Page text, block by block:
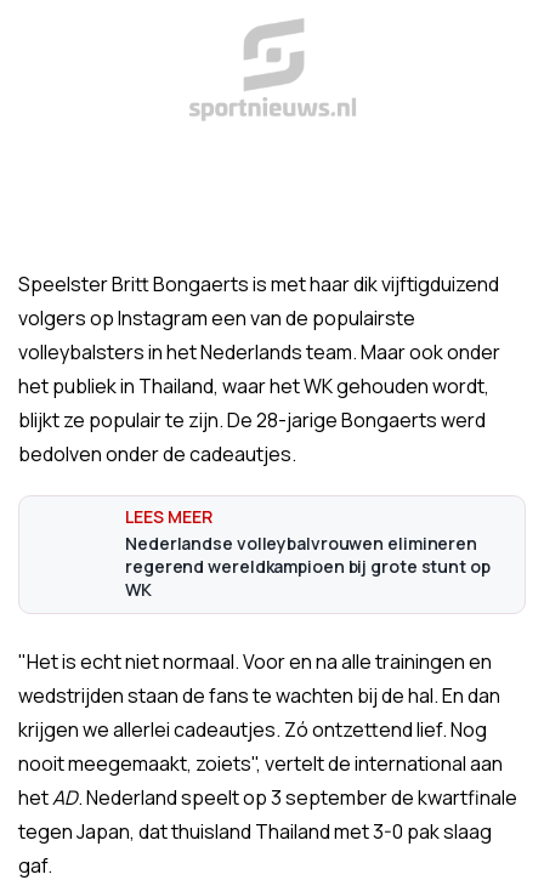
Speelster Britt Bongaerts is met haar dik vijftigduizend
volgers op Instagram een van de populairste
volleybalsters in het Nederlands team. Maar ook onder
het publiek in Thailand, waar het WK gehouden wordt,
blijkt ze populair te zijn. De 28-jarige Bongaerts werd
bedolven onder de cadeautjes.
Nederlandse volleybalvrouwen elimineren
regerend wereldkampioen bij grote stunt op
WK
"Het is echt niet normaal. Voor en na alle trainingen en
wedstrijden staan de fans te wachten bij de hal. En dan
krijgen we allerlei cadeautjes. Zó ontzettend lief. Nog
nooit meegemaakt, zoiets", vertelt de international aan
hetAD. Nederland speelt op 3 september de kwartfinale
tegen Japan, dat thuisland Thailand met 3-0 pak slaag
gaf.